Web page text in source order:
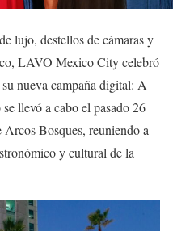
lujo, destellos de cámaras y
LAVO Mexico City celebró
nueva campaña digital: A
llevó a cabo el pasado 26
Arcos Bosques, reuniendo a
y cultural de la